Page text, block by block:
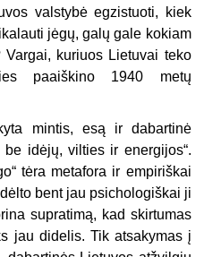
valstybė egzistuoti, kiek
jėgų, galų gale kokiam
kuriuos Lietuvai teko
paaiškino 1940 metų
mintis, esą ir dabartinė
be idėjų, vilties ir energijos“.
tėra metafora ir empiriškai
bent jau psichologiškai ji
supratimą, kad skirtumas
jau didelis. Tik atsakymas į